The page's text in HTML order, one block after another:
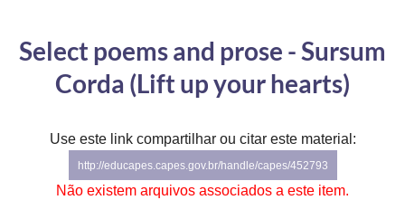
Controladoria-Geral da União
Ministério da Mulher, da Família e dos Direitos Humanos
Secretaria-Geral
Select poems and prose - Sursum
Corda (Lift up your hearts)
Use este link compartilhar ou citar este material:
http://educapes.capes.gov.br/handle/capes/452793
Não existem arquivos associados a este item.